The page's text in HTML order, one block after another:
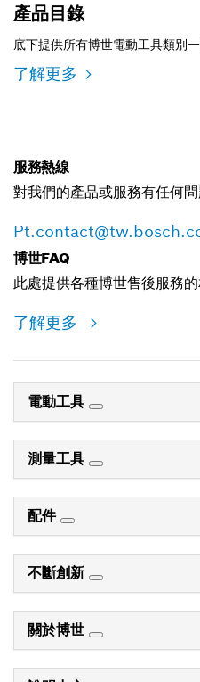
產品目錄
底下提供所有博世電動工具類別
了解更多
服務熱線
對我們的產品或服務有任何問
博世FAQ
此處提供各種博世售後服務的
了解更多
電動工具
測量工具
配件
不斷創新
關於博世